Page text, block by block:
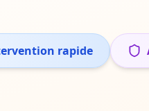
rapide